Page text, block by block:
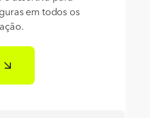
em todos os